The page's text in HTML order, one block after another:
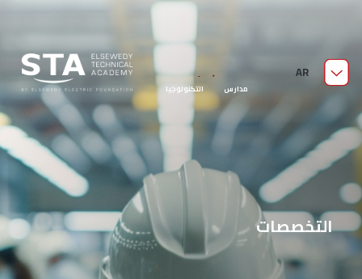
مدارس السويدي الفنية
قدّم الآن
مدارس التكنولوجيا
التطبيقية
AR
التخصصات